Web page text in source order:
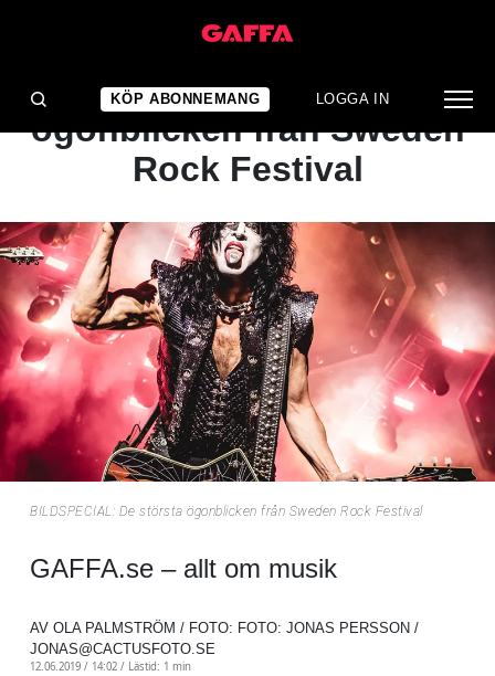
KÖP ABONNEMANG LOGGA IN
ARTIKEL
BILDSPECIAL: De största
ögonblicken från Sweden
Rock Festival
BILDSPECIAL: De största ögonblicken från Sweden Rock Festival
GAFFA.se – allt om musik
AV OLA PALMSTRÖM / FOTO: FOTO: JONAS PERSSON /
JONAS@CACTUSFOTO.SE
12.06.2019 / 14:02 / Lästid: 1 min